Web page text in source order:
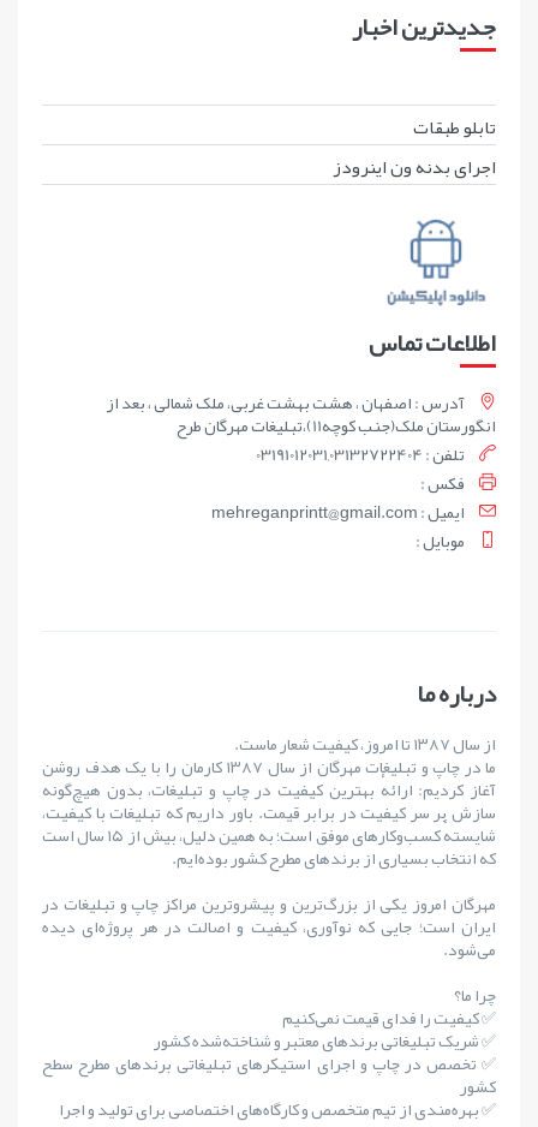
جدیدترین اخبار
تابلو طبقات
اجرای بدنه ون اینرودز
اطلاعات تماس
آدرس : اصفهان ، هشت بهشت غربی، ملک شمالی ، بعد از
انگورستان ملک(جنب کوچه11)،تبلیغات مهرگان طرح
تلفن : 03191012031,03132722404
فکس :
ايميل : mehreganprintt@gmail.com
موبايل :
درباره ما
از سال ۱۳۸۷ تا امروز، کیفیت شعار ماست.
ما در چاپ و تبلیغات مهرگان از سال ۱۳۸۷ کارمان را با یک هدف روشن
آغاز کردیم: ارائهٔ بهترین کیفیت در چاپ و تبلیغات، بدون هیچ‌گونه
سازش بر سر کیفیت در برابر قیمت. باور داریم که تبلیغات با کیفیت،
شایستهٔ کسب‌وکارهای موفق است؛ به همین دلیل، بیش از ۱۵ سال است
که انتخاب بسیاری از برندهای مطرح کشور بوده‌ایم.
مهرگان امروز یکی از بزرگ‌ترین و پیشروترین مراکز چاپ و تبلیغات در
ایران است؛ جایی که نوآوری، کیفیت و اصالت در هر پروژه‌ای دیده
می‌شود.
چرا ما؟
✅ کیفیت را فدای قیمت نمی‌کنیم
✅ شریک تبلیغاتی برندهای معتبر و شناخته‌شده کشور
✅ تخصص در چاپ و اجرای استیکرهای تبلیغاتی برندهای مطرح سطح
کشور
✅ بهره‌مندی از تیم متخصص و کارگاه‌های اختصاصی برای تولید و اجرا